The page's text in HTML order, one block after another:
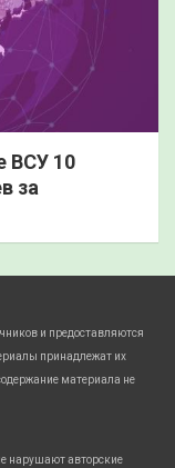
ВСУ 10
за
и предоставляются
принадлежат их
материала не
нарушают авторские